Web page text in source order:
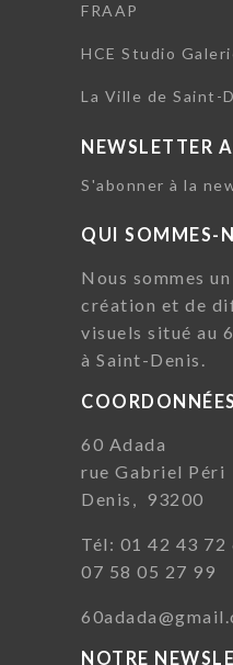
FRAAP
HCE Studio
La Ville de Saint-
NEWSLETTER
S'abonner à la
QUI SOMMES-
Nous sommes
création et de
visuels situé au
à Saint-Denis.
COORDONNÉES
60
rue Gabriel
Denis, 93200
Tél: 01
07 58 05 27 99
NOTRE